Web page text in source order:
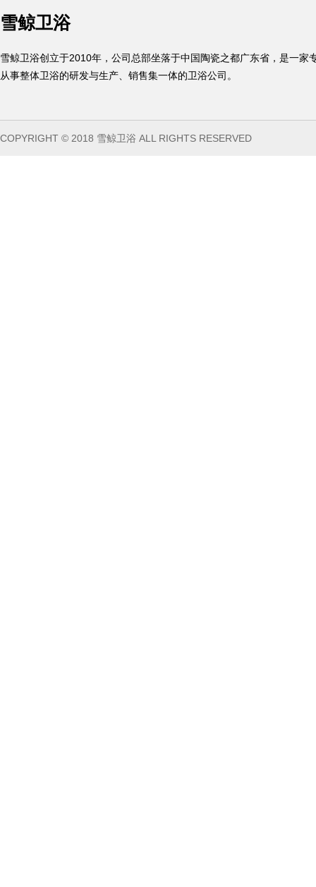
雪鲸卫浴
雪鲸卫浴创立于2010年，公司总部坐落于中国陶瓷之都广东省，是一家
从事整体卫浴的研发与生产、销售集一体的卫浴公司。
COPYRIGHT © 2018 雪鲸卫浴 ALL RIGHTS RESERVED